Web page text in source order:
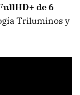
de 6
Triluminos y